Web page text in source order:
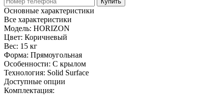
Основные характеристики
Все характеристики
Модель: HORIZON
Цвет: Коричневый
Вес: 15 кг
Форма: Прямоугольная
Особенности: С крылом
Технология: Solid Surface
Доступные опции
Комплектация: